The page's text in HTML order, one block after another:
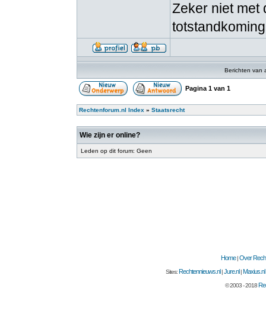
Zeker niet met
Berichten van
Pagina 1 van 1
Rechtenforum.nl Index » Staatsrecht
Wie zijn er online?
Leden op dit forum: Geen
Home|Over
Sites:Rechtennieuws.nl |Jure.nl |Maxius.nl
© 2003 - 2018